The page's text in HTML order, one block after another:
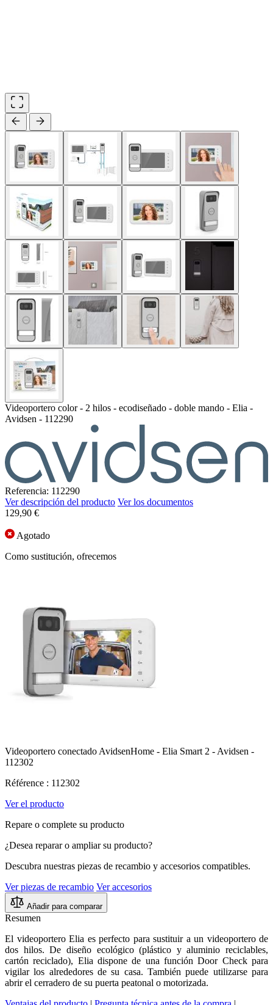
Videoportero color - 2 hilos - ecodiseñado - doble mando - Elia -
Avidsen - 112290
Referencia: 112290
Ver descripción del producto Ver los documentos
129,90 €
Agotado
Como sustitución, ofrecemos
Videoportero conectado AvidsenHome - Elia Smart 2 - Avidsen -
112302
Référence : 112302
Ver el producto
Repare o complete su producto
¿Desea reparar o ampliar su producto?
Descubra nuestras piezas de recambio y accesorios compatibles.
Ver piezas de recambio Ver accesorios
Añadir para comparar
Resumen
El videoportero Elia es perfecto para sustituir a un videoportero de
dos hilos. De diseño ecológico (plástico y aluminio reciclables,
cartón reciclado), Elia dispone de una función Door Check para
vigilar los alrededores de su casa. También puede utilizarse para
abrir el cerradero de su puerta peatonal o motorizada.